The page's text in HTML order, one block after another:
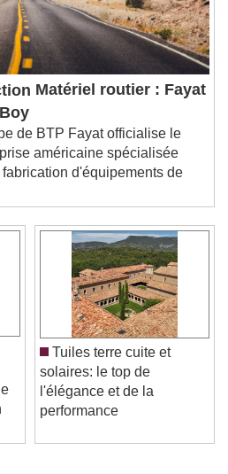
Matériel routier : Fayat
de BTP Fayat officialise le
américaine spécialisée
d'équipements de
Tuiles terre cuite et
solaires: le top de
l'élégance et de la